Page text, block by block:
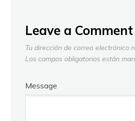
Leave a Comment
Tu dirección de correo electrónico
Los campos obligatorios están
Message